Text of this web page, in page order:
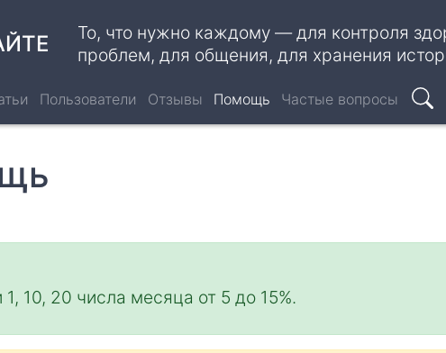
То, что нужно каждому — для контроля
проблем, для общения, для хранения
Пользователи Отзывы Помощь Частые вопросы
Поиск
10, 20 числа месяца от 5 до 15%.